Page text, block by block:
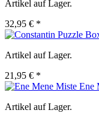
Artikel auf Lager.
32,95 € *
Artikel auf Lager.
21,95 € *
Ene
Artikel auf Lager.